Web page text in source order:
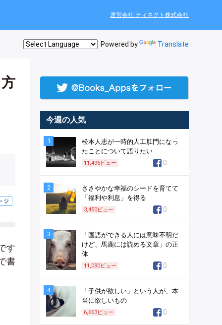
運営会社 ティネクト株式会社
Powered by Translate
す
書
今週の人気
1
松本人志が一時的人工肛門になっ
たことについて語りたい
11,496ビュー 0
2
ささやかな幸福のシードを育てて
「福利や利息」を得る
3,450ビュー 0
3
「国語ができる人には意味不明だ
けど、馬鹿には読める文章」の正
体
11,080ビュー 0
4
「子供が欲しい」という人が、本
当に欲しいもの
6,663ビュー 0